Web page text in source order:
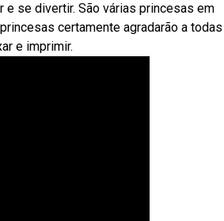
se divertir. São várias princesas em
certamente agradarão a todas
e imprimir.